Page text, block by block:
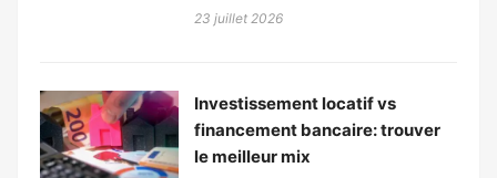
23 juillet 2026
Investissement locatif vs
financement bancaire: trouver
le meilleur mix